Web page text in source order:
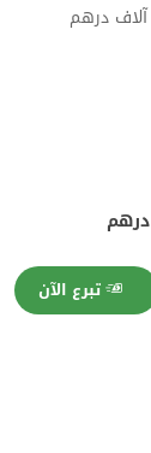
درهم
تبرع الآن